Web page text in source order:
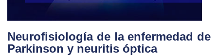
Neurofisiología de la enfermedad de
Parkinson y neuritis óptica